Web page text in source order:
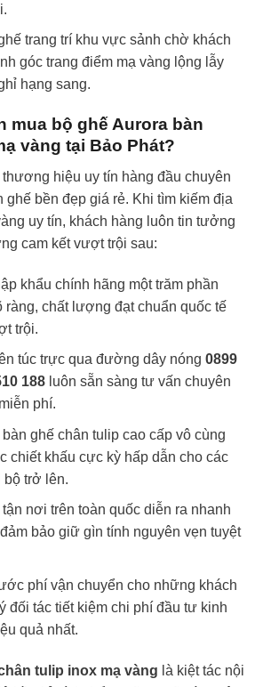
trang trí khu vực sảnh chờ khách
góc trang điểm mạ vàng lộng lẫy
hạng sang.
mua bộ ghế Aurora bàn
vàng tại Bảo Phát?
hiệu uy tín hàng đầu chuyên
ghế bền đẹp giá rẻ. Khi tìm kiếm địa
uy tín, khách hàng luôn tin tưởng
cam kết vượt trội sau:
khẩu chính hãng một trăm phần
ràng, chất lượng đạt chuẩn quốc tế
trội.
túc trực qua đường dây nóng 0899
188luôn sẵn sàng tư vấn chuyên
phí.
ghế chân tulip cao cấp vô cùng
chiết khấu cực kỳ hấp dẫn cho các
trở lên.
nơi trên toàn quốc diễn ra nhanh
bảo giữ gìn tính nguyên vẹn tuyệt
phí vận chuyển cho những khách
đối tác tiết kiệm chi phí đầu tư kinh
quả nhất.
tulip inox mạ vàng là kiệt tác nội